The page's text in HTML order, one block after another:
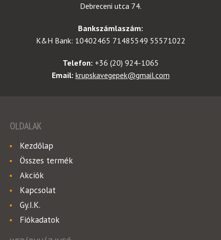
Debreceni utca 74.
Bankszámlaszám:
K&H Bank: 10402465 71485549 55571022
Telefon: +36 (20) 924-1065
Email: krupskavegepek@gmail.com
OLDALAK
Kezdőlap
Összes termék
Akciók
Kapcsolat
Gy.I.K.
Fiókadatok